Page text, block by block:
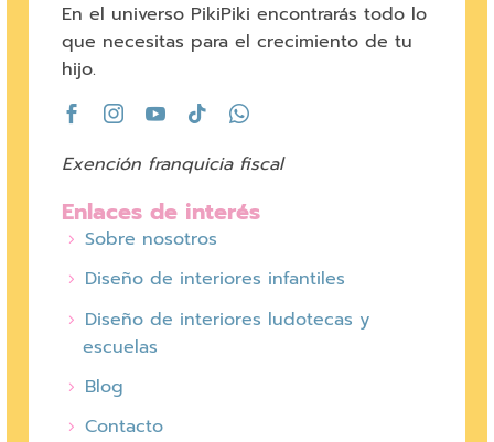
En el universo PikiPiki encontrarás todo lo
que necesitas para el crecimiento de tu
hijo.
Exención franquicia fiscal
Enlaces de interés
Sobre nosotros
Diseño de interiores infantiles
Diseño de interiores ludotecas y
escuelas
Blog
Contacto